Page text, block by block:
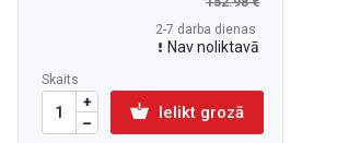
2-7 darba dienas
Nav noliktavā
Skaits
Ielikt grozā